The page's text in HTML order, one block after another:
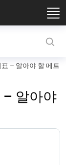
– 알아야 할 메트
– 알아야